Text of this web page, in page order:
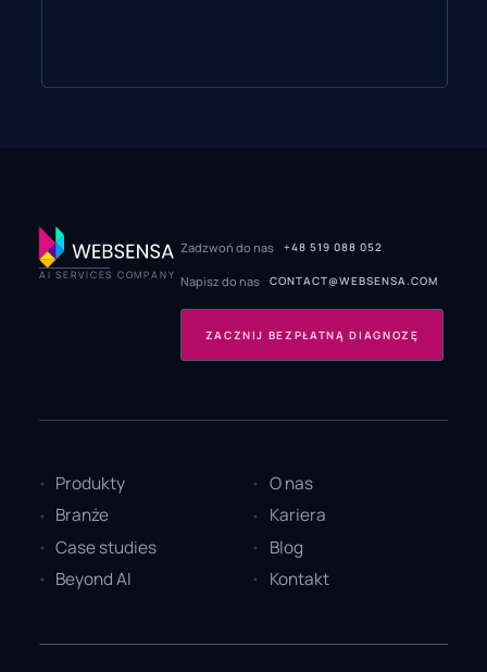
AI SERVICES COMPANY
Zadzwoń do nas +48 519 088 052
Napisz do nas CONTACT@WEBSENSA.COM
ZACZNIJ BEZPŁATNĄ DIAGNOZĘ
Produkty
Branże
Case studies
Beyond AI
O nas
Kariera
Blog
Kontakt